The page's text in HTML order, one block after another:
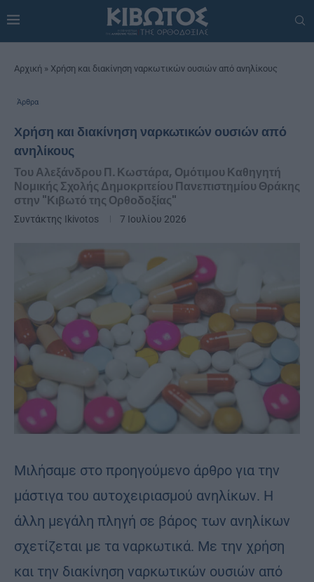
Αρχική » Χρήση και διακίνηση ναρκωτικών ουσιών από ανηλίκους
Άρθρα
Χρήση και διακίνηση ναρκωτικών ουσιών από
ανηλίκους
Του Αλεξάνδρου Π. Κωστάρα, Ομότιμου Καθηγητή
Νομικής Σχολής Δημοκριτείου Πανεπιστημίου Θράκης
στην "Κιβωτό της Ορθοδοξίας"
Συντάκτης Ikivotos 7 Ιουλίου 2026
Μιλήσαμε στο προηγούμενο άρθρο για την
μάστιγα του αυτοχειριασμού ανηλίκων. Η
άλλη μεγάλη πληγή σε βάρος των ανηλίκων
σχετίζεται με τα ναρκωτικά. Με την χρήση
και την διακίνηση ναρκωτικών ουσιών από